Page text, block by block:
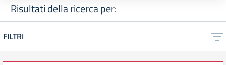
Risultati della ricerca per:
FILTRI